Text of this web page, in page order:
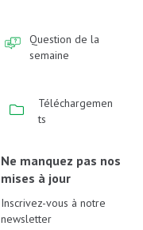
Question de la
semaine
Téléchargemen
ts
Ne manquez pas nos
mises à jour
Inscrivez-vous à notre
newsletter